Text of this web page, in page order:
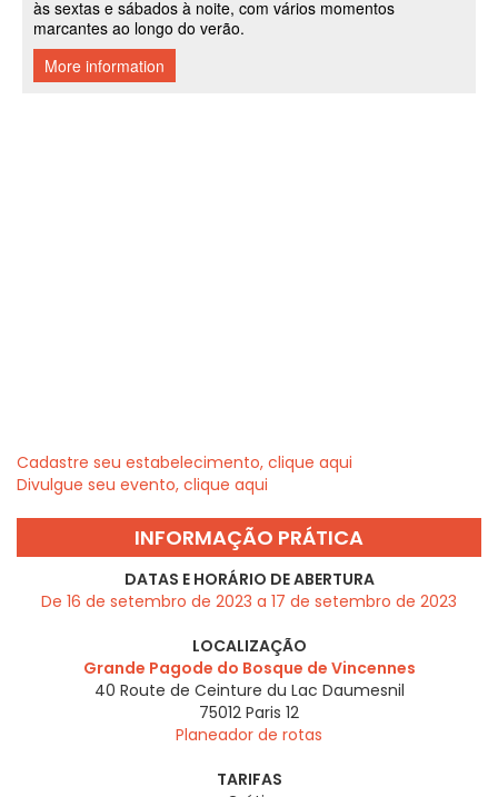
Cadastre seu estabelecimento, clique aqui
Divulgue seu evento, clique aqui
INFORMAÇÃO PRÁTICA
DATAS E HORÁRIO DE ABERTURA
De 16 de setembro de 2023 a 17 de setembro de 2023
LOCALIZAÇÃO
Grande Pagode do Bosque de Vincennes
40 Route de Ceinture du Lac Daumesnil
75012 Paris 12
Planeador de rotas
TARIFAS